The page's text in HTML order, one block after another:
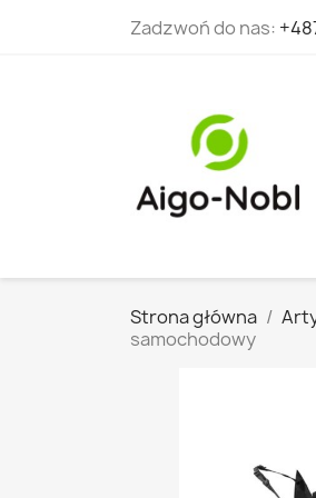
Zadzwoń do nas:
Strona główna
samochodowy